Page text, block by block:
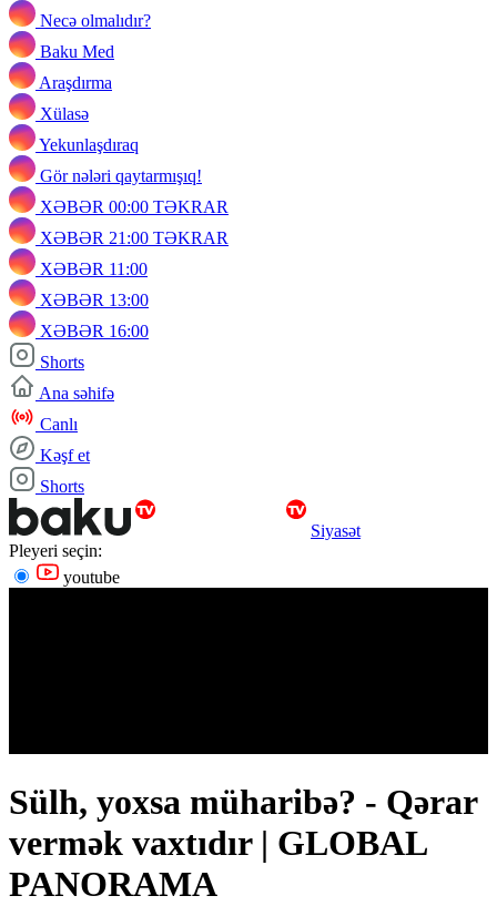
Necə olmalıdır?
Baku Med
Araşdırma
Xülasə
Yekunlaşdıraq
Gör nələri qaytarmışıq!
XƏBƏR 00:00 TƏKRAR
XƏBƏR 21:00 TƏKRAR
XƏBƏR 11:00
XƏBƏR 13:00
XƏBƏR 16:00
Shorts
Ana səhifə
Canlı
Kəşf et
Shorts
Siyasət
Pleyeri seçin:
youtube
Sülh, yoxsa müharibə? - Qərar
vermək vaxtıdır | GLOBAL
PANORAMA